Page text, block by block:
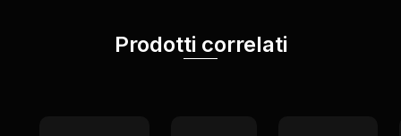
Prodotti correlati